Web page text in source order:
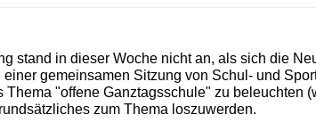
stand in dieser Woche nicht an, als sich die
gemeinsamen Sitzung von Schul- und
"offene Ganztagsschule" zu beleuchten
zum Thema loszuwerden.